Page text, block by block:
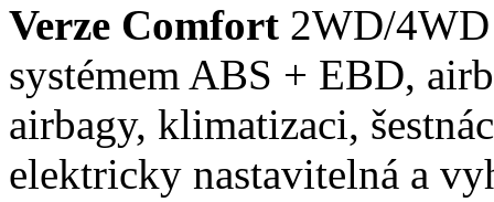
Verze Comfort 2WD/
systémem ABS + EBD,
airbagy, klimatizaci,
elektricky nastavitelná a